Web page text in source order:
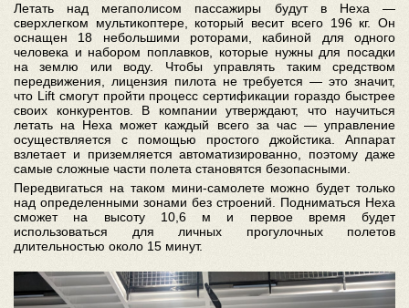
Летать над мегаполисом пассажиры будут в Hexa —
сверхлегком мультикоптере, который весит всего 196 кг. Он
оснащен 18 небольшими роторами, кабиной для одного
человека и набором поплавков, которые нужны для посадки
на землю или воду. Чтобы управлять таким средством
передвижения, лицензия пилота не требуется — это значит,
что Lift смогут пройти процесс сертификации гораздо быстрее
своих конкурентов. В компании утверждают, что научиться
летать на Hexa может каждый всего за час — управление
осуществляется с помощью простого джойстика. Аппарат
взлетает и приземляется автоматизированно, поэтому даже
самые сложные части полета становятся безопасными.
Передвигаться на таком мини-самолете можно будет только
над определенными зонами без строений. Подниматься Hexa
сможет на высоту 10,6 м и первое время будет
использоваться для личных прогулочных полетов
длительностью около 15 минут.